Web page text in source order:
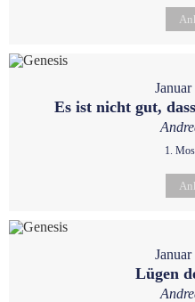
Es ist nicht gut,
1.
Lügen